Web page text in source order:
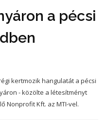
a pécsi
kertmozik hangulatát a pécsi
- közölte a létesítményt
Nonprofit Kft. az MTI-vel.